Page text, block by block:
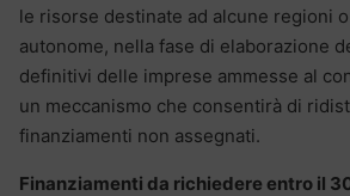
le risorse destinate ad alcune regioni
autonome, nella fase di elaborazione
definitivi delle imprese ammesse al
un meccanismo che consentirà di
finanziamenti non assegnati.
Finanziamenti da richiedere entro il